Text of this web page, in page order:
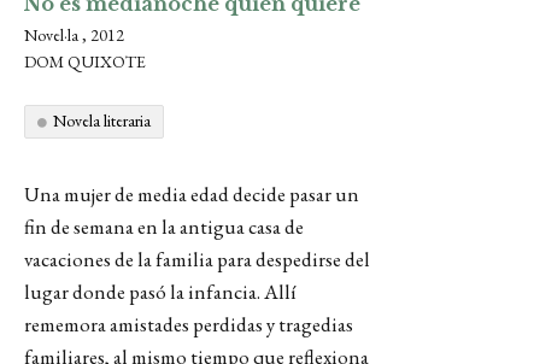
Novel·la , 2012
DOM QUIXOTE
Novela literaria
Una mujer de media edad decide pasar un
fin de semana en la antigua casa de
vacaciones de la familia para despedirse del
lugar donde pasó la infancia. Allí
rememora amistades perdidas y tragedias
familiares, al mismo tiempo que reflexiona